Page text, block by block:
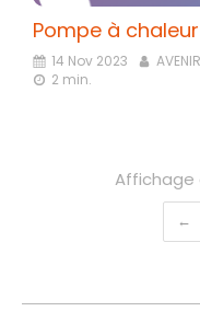
Pompe à
14 Nov 2023
2 min.
Affichage